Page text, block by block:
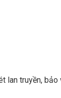
lan truyền,